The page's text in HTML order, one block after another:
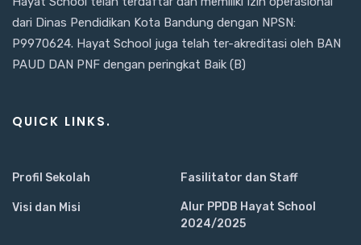
dari Dinas Pendidikan Kota Bandung dengan NPSN:
P9970624. Hayat School juga telah ter-akreditasi oleh BAN
PAUD DAN PNF dengan peringkat Baik (B)
QUICK LINKS.
Profil Sekolah Fasilitator dan Staff
Visi dan Misi
Alur PPDB Hayat School
2024/2025